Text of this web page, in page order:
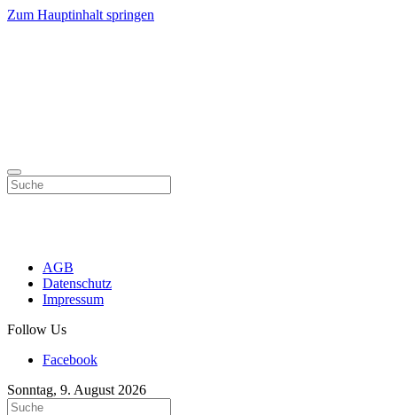
Zum Hauptinhalt springen
AGB
Datenschutz
Impressum
Follow Us
Facebook
Sonntag, 9. August 2026